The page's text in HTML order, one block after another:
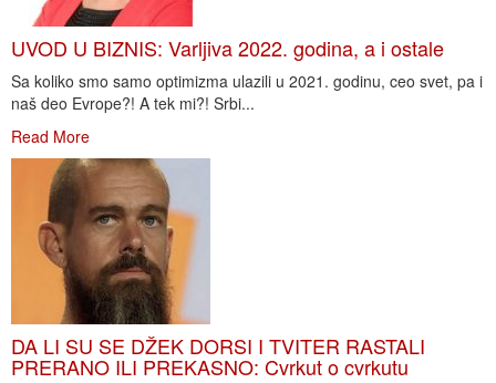
UVOD U BIZNIS: Varljiva 2022. godina, a i ostale
Sa koliko smo samo optimizma ulazili u 2021. godinu, ceo svet, pa i
naš deo Evrope?! A tek mi?! Srbi...
Read More
DA LI SU SE DŽEK DORSI I TVITER RASTALI
PRERANO ILI PREKASNO: Cvrkut o cvrkutu